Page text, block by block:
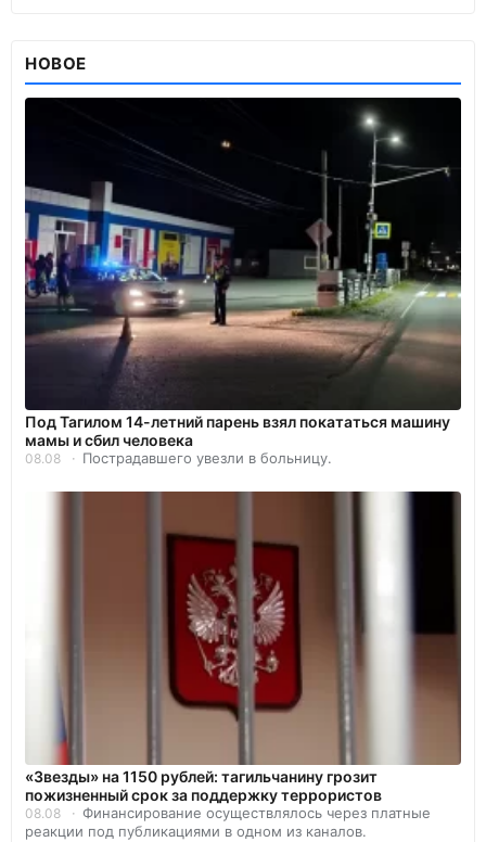
НОВОЕ
Под Тагилом 14-летний парень взял покататься машину
мамы и сбил человека
08.08 Пострадавшего увезли в больницу.
«Звезды» на 1150 рублей: тагильчанину грозит
пожизненный срок за поддержку террористов
08.08
Финансирование осуществлялось через платные
реакции под публикациями в одном из каналов.